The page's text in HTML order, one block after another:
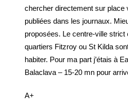
chercher directement sur place
publiées dans les journaux.
proposées. Le centre-ville strict
quartiers Fitzroy ou St Kilda
habiter. Pour ma part j’étais à
Balaclava – 15-20 mn pour
A+